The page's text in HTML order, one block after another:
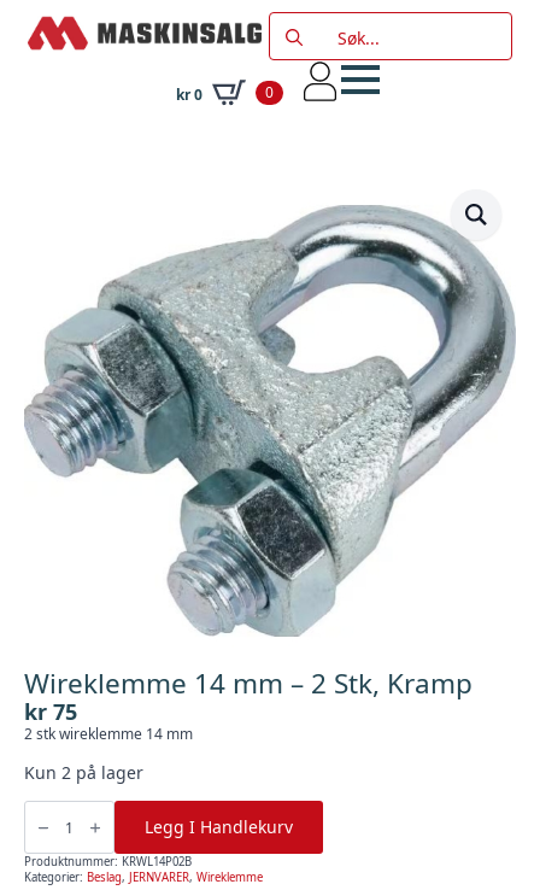
Search
for:
kr0 0
Wireklemme 14 mm – 2 Stk, Kramp
kr 75
2 stk wireklemme 14 mm
Kun 2 på lager
Wireklemme
mm
-
2
Stk,
Legg I Handlekurv
Produktnummer: KRWL14P02B
Kategorier: Beslag, JERNVARER, Wireklemme